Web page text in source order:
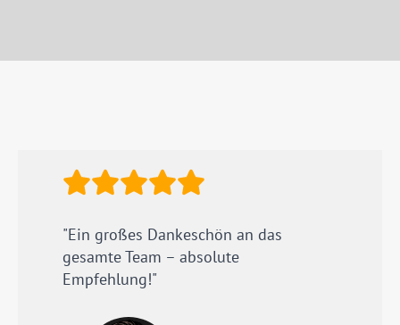
"Ein großes Dankeschön an das
gesamte Team – absolute
Empfehlung!"